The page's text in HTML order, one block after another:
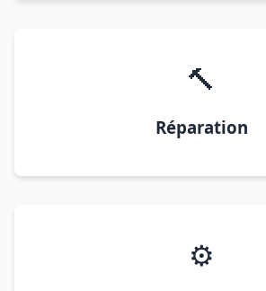
🔨
Réparation
⚙️